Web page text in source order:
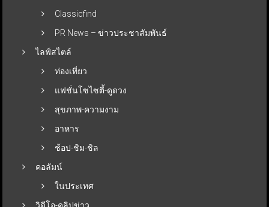
Classicfind
PR News – ข่าวประชาสัมพันธ์
ไลฟ์สไตล์
ท่องเที่ยว
แฟชั่นโซไซตี้-ดูดวง
สุขภาพ-ความงาม
อาหาร
ช้อป-ชิม-ชิล
คอลัมน์
ในประเทศ
วิดีโอ-คลิปข่าว